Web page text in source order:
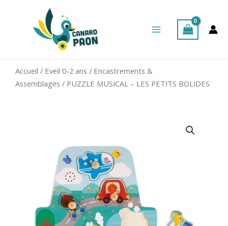
Menu
Accueil / Eveil 0-2 ans / Encastrements &
Assemblages / PUZZLE MUSICAL – LES PETITS BOLIDES